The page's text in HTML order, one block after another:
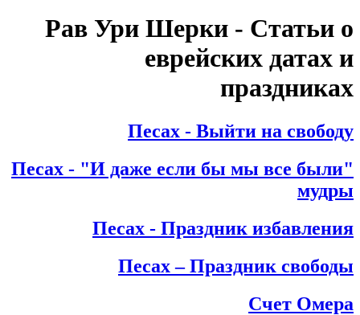
Рав Ури Шерки - Статьи о
еврейских датах и
праздниках
Песах - Выйти на свободу
"Песах - "И даже если бы мы все были
мудры
Песах - Праздник избавления
Песах – Праздник свободы
Счет Омера